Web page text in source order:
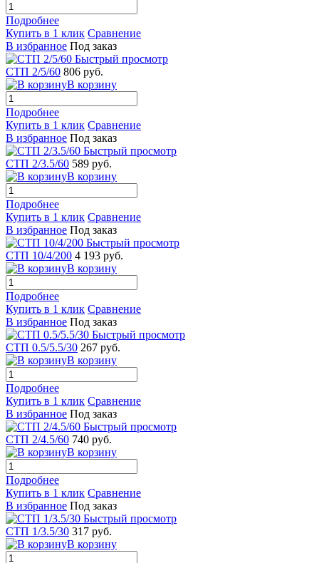
Подробнее
Купить в 1 клик Сравнение
В избранное Под заказ
Быстрый просмотр
СТП 2/5/60 806 руб.
В корзину
Подробнее
Купить в 1 клик Сравнение
В избранное Под заказ
Быстрый просмотр
СТП 2/3.5/60 589 руб.
В корзину
Подробнее
Купить в 1 клик Сравнение
В избранное Под заказ
Быстрый просмотр
СТП 10/4/200 4 193 руб.
В корзину
Подробнее
Купить в 1 клик Сравнение
В избранное Под заказ
Быстрый просмотр
СТП 0.5/5.5/30 267 руб.
В корзину
Подробнее
Купить в 1 клик Сравнение
В избранное Под заказ
Быстрый просмотр
СТП 2/4.5/60 740 руб.
В корзину
Подробнее
Купить в 1 клик Сравнение
В избранное Под заказ
Быстрый просмотр
СТП 1/3.5/30 317 руб.
В корзину